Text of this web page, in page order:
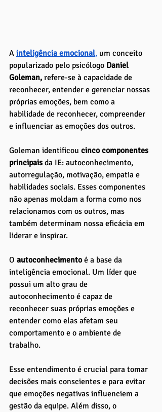
A inteligência emocional, um conceito
popularizado pelo psicólogo Daniel
Goleman, refere-se à capacidade de
reconhecer, entender e gerenciar nossas
próprias emoções, bem como a
habilidade de reconhecer, compreender
e influenciar as emoções dos outros.
Goleman identificou cinco componentes
principais da IE: autoconhecimento,
autorregulação, motivação, empatia e
habilidades sociais. Esses componentes
não apenas moldam a forma como nos
relacionamos com os outros, mas
também determinam nossa eficácia em
liderar e inspirar.
O autoconhecimento é a base da
inteligência emocional. Um líder que
possui um alto grau de
autoconhecimento é capaz de
reconhecer suas próprias emoções e
entender como elas afetam seu
comportamento e o ambiente de
trabalho.
Esse entendimento é crucial para tomar
decisões mais conscientes e para evitar
que emoções negativas influenciem a
gestão da equipe. Além disso, o